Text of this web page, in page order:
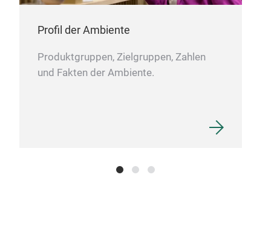
Profil der Ambiente
Produktgruppen, Zielgruppen, Zahlen
und Fakten der Ambiente.